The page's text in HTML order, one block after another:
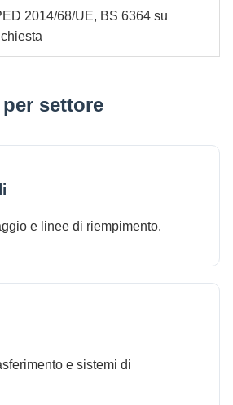
2014/68/UE, BS 6364 su
settore
e linee di riempimento.
e sistemi di